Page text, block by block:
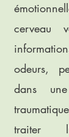
cerveau
odeurs,
dans
traiter